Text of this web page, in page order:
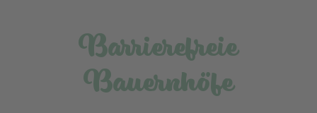
Barrierefreie
Bauernhöfe